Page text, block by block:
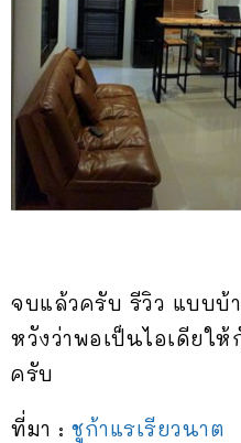
จบแล้วครับ รีวิว แบบบ้
หวังว่าพอเป็นไอเดียใ
ครับ
ที่มา : ชูก้าแรเรียวนาต